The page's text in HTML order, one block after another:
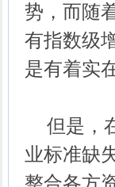
势，而随
有指数级
是有着实
但是，
业标准缺
整合各方